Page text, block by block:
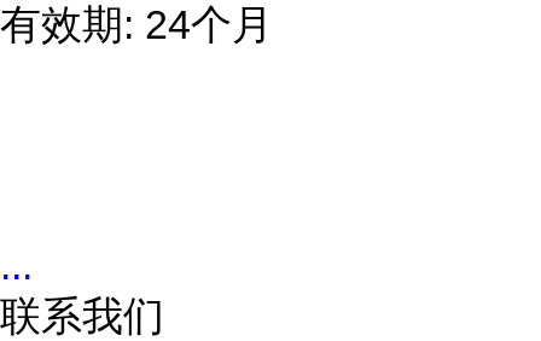
有效期: 24个月
...
联系我们